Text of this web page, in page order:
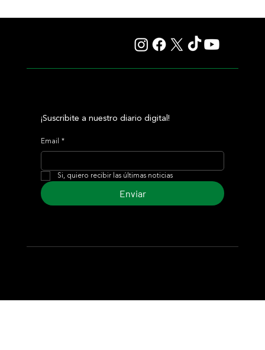
¡Suscribite a nuestro diario digital!
Email *
Si, quiero recibir las últimas noticias
Enviar